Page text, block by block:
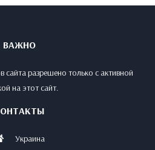
ВАЖНО
сайта разрешено только с активной
на этот сайт.
Украина